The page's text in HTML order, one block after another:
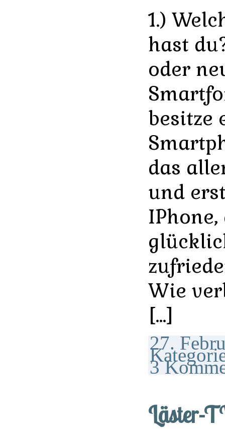
1.)
hast
oder
besitze
das
und
Wie
[…]
27.
3
Läster-